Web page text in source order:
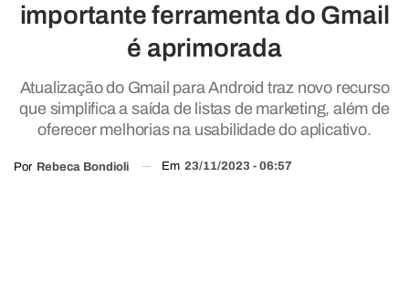
importante ferramenta do Gmail
é aprimorada
Atualização do Gmail para Android traz novo recurso
que simplifica a saída de listas de marketing, além de
oferecer melhorias na usabilidade do aplicativo.
Por Rebeca Bondioli Em 23/11/2023 - 06:57